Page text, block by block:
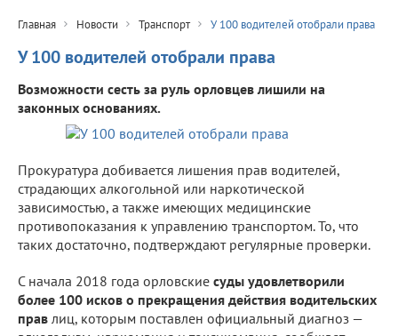
Главная Новости Транспорт У 100 водителей отобрали права
У 100 водителей отобрали права
Возможности сесть за руль орловцев лишили на
законных основаниях.
Прокуратура добивается лишения прав водителей,
страдающих алкогольной или наркотической
зависимостью, а также имеющих медицинские
противопоказания к управлению транспортом. То, что
таких достаточно, подтверждают регулярные проверки.
С начала 2018 года орловские суды удовлетворили
более 100 исков о прекращения действия водительских
прав лиц, которым поставлен официальный диагноз —